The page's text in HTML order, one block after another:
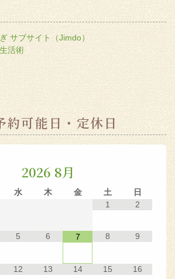
サブサイト（Jimdo）
活術
約可能日・定休日
2026 8月
水 木 金 土
日
1
2
5 6 7 8 9
12 13 14 15 16